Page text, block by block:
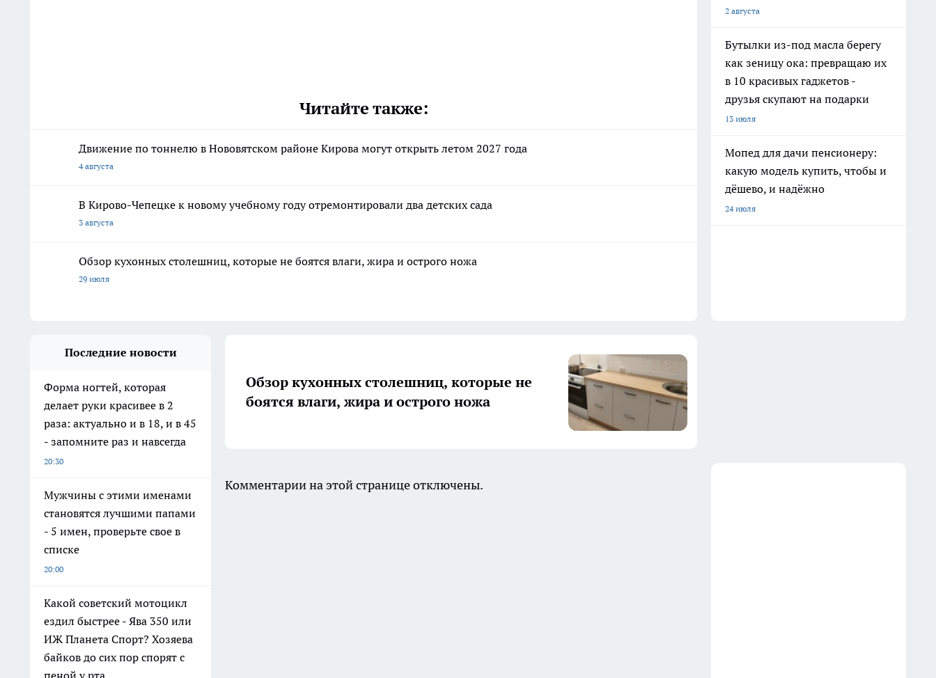
Читайте также:
Движение по тоннелю в Нововятском районе Кирова могут открыть летом 2027 года
4 августа
В Кирово-Чепецке к новому учебному году отремонтировали два детских сада
3 августа
Обзор кухонных столешниц, которые не боятся влаги, жира и острого ножа
29 июля
2 августа
Бутылки из-под масла берегу
как зеницу ока: превращаю их
в 10 красивых гаджетов -
друзья скупают на подарки
13 июля
Мопед для дачи пенсионеру:
какую модель купить, чтобы и
дёшево, и надёжно
24 июля
Последние новости
Форма ногтей, которая
делает руки красивее в 2
раза: актуально и в 18, и в 45
- запомните раз и навсегда
20:30
Мужчины с этими именами
становятся лучшими папами
- 5 имен, проверьте свое в
списке
20:00
Какой советский мотоцикл
ездил быстрее - Ява 350 или
ИЖ Планета Спорт? Хозяева
байков до сих пор спорят с
Обзор кухонных столешниц, которые не
боятся влаги, жира и острого ножа
Комментарии на этой странице отключены.